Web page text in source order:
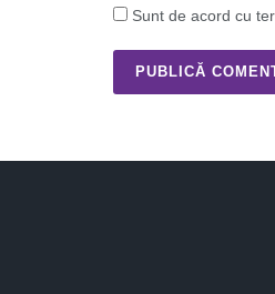
Sunt de acord cu